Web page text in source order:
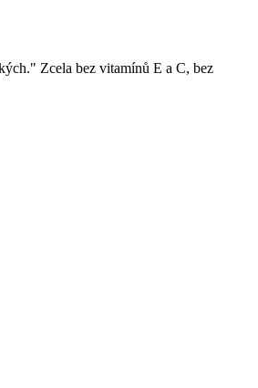
Zcela bez vitamínů E a C, bez